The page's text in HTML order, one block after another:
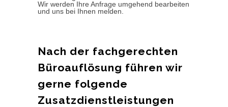
Wir werden Ihre Anfrage umgehend bearbeiten
und uns bei Ihnen melden.
Nach der fachgerechten
Büroauflösung führen wir
gerne folgende
Zusatzdienstleistungen